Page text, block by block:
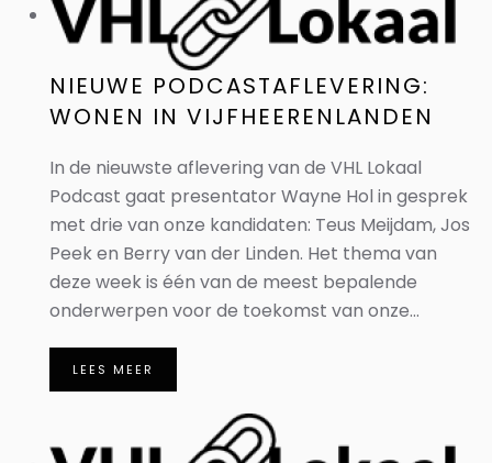
NIEUWE PODCASTAFLEVERING:
WONEN IN VIJFHEERENLANDEN
In de nieuwste aflevering van de VHL Lokaal
Podcast gaat presentator Wayne Hol in gesprek
met drie van onze kandidaten: Teus Meijdam, Jos
Peek en Berry van der Linden. Het thema van
deze week is één van de meest bepalende
onderwerpen voor de toekomst van onze...
LEES MEER